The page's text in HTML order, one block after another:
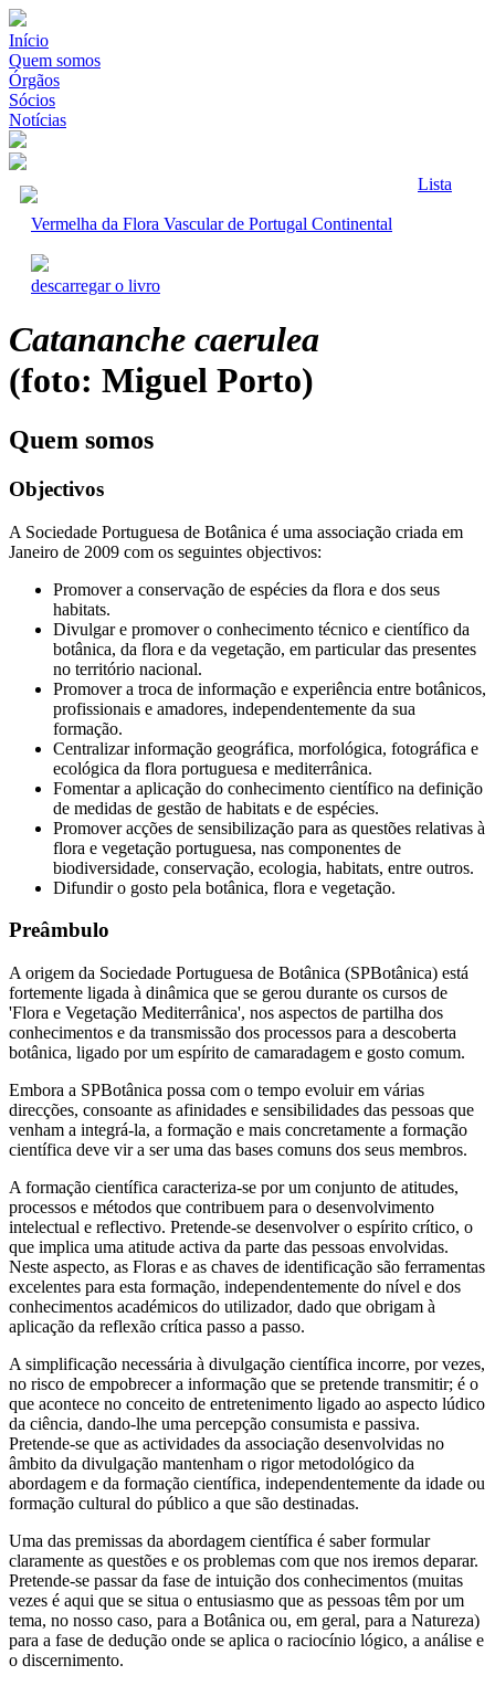
Início
Quem somos
Órgãos
Sócios
Notícias
Lista
Vermelha da Flora Vascular de Portugal Continental
descarregar o livro
Catananche caerulea
(foto: Miguel Porto)
Quem somos
Objectivos
A Sociedade Portuguesa de Botânica é uma associação criada em
Janeiro de 2009 com os seguintes objectivos:
Promover a conservação de espécies da flora e dos seus
habitats.
Divulgar e promover o conhecimento técnico e científico da
botânica, da flora e da vegetação, em particular das presentes
no território nacional.
Promover a troca de informação e experiência entre botânicos,
profissionais e amadores, independentemente da sua
formação.
Centralizar informação geográfica, morfológica, fotográfica e
ecológica da flora portuguesa e mediterrânica.
Fomentar a aplicação do conhecimento científico na definição
de medidas de gestão de habitats e de espécies.
Promover acções de sensibilização para as questões relativas à
flora e vegetação portuguesa, nas componentes de
biodiversidade, conservação, ecologia, habitats, entre outros.
Difundir o gosto pela botânica, flora e vegetação.
Preâmbulo
A origem da Sociedade Portuguesa de Botânica (SPBotânica) está
fortemente ligada à dinâmica que se gerou durante os cursos de
'Flora e Vegetação Mediterrânica', nos aspectos de partilha dos
conhecimentos e da transmissão dos processos para a descoberta
botânica, ligado por um espírito de camaradagem e gosto comum.
Embora a SPBotânica possa com o tempo evoluir em várias
direcções, consoante as afinidades e sensibilidades das pessoas que
venham a integrá-la, a formação e mais concretamente a formação
científica deve vir a ser uma das bases comuns dos seus membros.
A formação científica caracteriza-se por um conjunto de atitudes,
processos e métodos que contribuem para o desenvolvimento
intelectual e reflectivo. Pretende-se desenvolver o espírito crítico, o
que implica uma atitude activa da parte das pessoas envolvidas.
Neste aspecto, as Floras e as chaves de identificação são ferramentas
excelentes para esta formação, independentemente do nível e dos
conhecimentos académicos do utilizador, dado que obrigam à
aplicação da reflexão crítica passo a passo.
A simplificação necessária à divulgação científica incorre, por vezes,
no risco de empobrecer a informação que se pretende transmitir; é o
que acontece no conceito de entretenimento ligado ao aspecto lúdico
da ciência, dando-lhe uma percepção consumista e passiva.
Pretende-se que as actividades da associação desenvolvidas no
âmbito da divulgação mantenham o rigor metodológico da
abordagem e da formação científica, independentemente da idade ou
formação cultural do público a que são destinadas.
Uma das premissas da abordagem científica é saber formular
claramente as questões e os problemas com que nos iremos deparar.
Pretende-se passar da fase de intuição dos conhecimentos (muitas
vezes é aqui que se situa o entusiasmo que as pessoas têm por um
tema, no nosso caso, para a Botânica ou, em geral, para a Natureza)
para a fase de dedução onde se aplica o raciocínio lógico, a análise e
o discernimento.